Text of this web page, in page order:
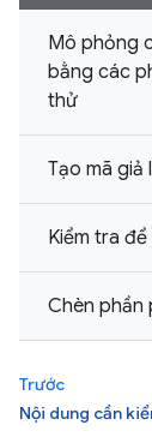
Mô phỏng
bằng các
thử
Tạo mã
Kiểm tra
Chèn phần
Trước
Nội dung cần